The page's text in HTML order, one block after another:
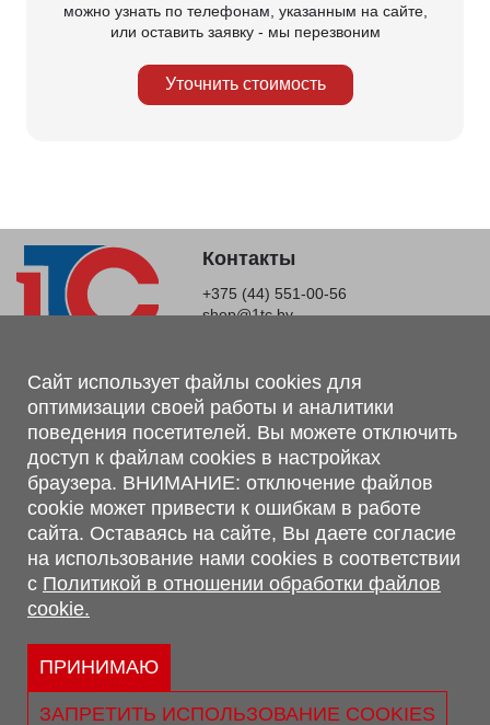
можно узнать по телефонам, указанным на сайте,
или оставить заявку - мы перезвоним
Уточнить стоимость
Контакты
+375 (44) 551-00-56
shop@1tc.by
Магазин, склад
г. Минск, Минский р-н, п. Привольный, ул. Мира, 20А,
223062
г. Брест, ул. Лейтенанта Рябцева, 108 В, 224701
Обращаем Ваше внимание, что вся предоставленная на сайте
информация, касающаяся комплектаций, технических
характеристик, цветовых сочетаний, а также стоимости и
сервисного обслуживания носит информационный характер и
не является публичной офертой, определяемой п.2 ст.407
Гражданского кодекса Республики Беларусь.
Политика обработки персональных данных
Политикой в отношении обработки файлов cookie.
Сайт использует файлы cookies для
оптимизации своей работы и аналитики
поведения посетителей. Вы можете отключить
доступ к файлам cookies в настройках
браузера. ВНИМАНИЕ: отключение файлов
cookie может привести к ошибкам в работе
сайта. Оставаясь на сайте, Вы даете согласие
на использование нами cookies в соответствии
с Политикой в отношении обработки файлов
cookie.
ПРИНИМАЮ
ЗАПРЕТИТЬ ИСПОЛЬЗОВАНИЕ COOKIES